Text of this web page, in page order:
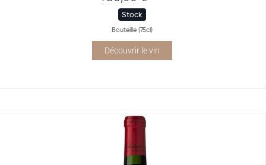
Stock
Bouteille (75cl)
Découvrir le vin